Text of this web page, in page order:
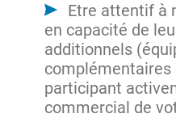
Etre attentif à
en capacité de
additionnels
participant
commercial de